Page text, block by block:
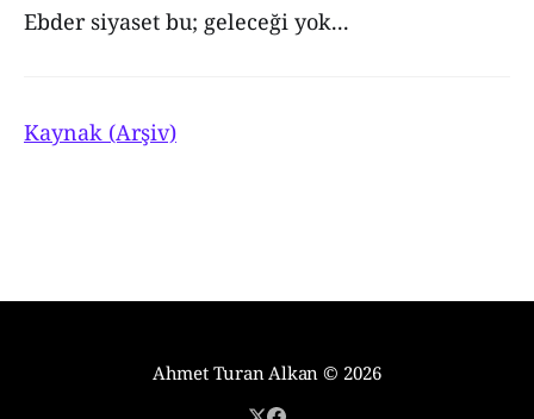
Ebder siyaset bu; geleceği yok...
Kaynak (Arşiv)
Ahmet Turan Alkan © 2026